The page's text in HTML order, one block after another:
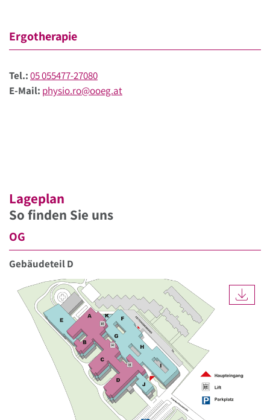
Ergotherapie
Tel.:05 055477-27080
E-Mail: physio.ro@ooeg.at
Lageplan
So finden Sie uns
OG
Gebäudeteil D